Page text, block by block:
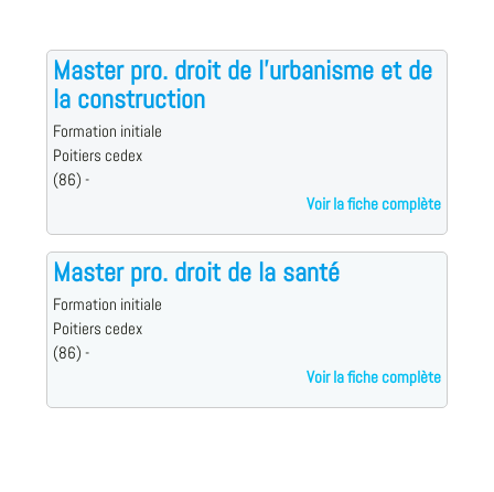
Master pro. droit de l'urbanisme et de
la construction
Formation initiale
Poitiers cedex
(86) -
Voir la fiche complète
Master pro. droit de la santé
Formation initiale
Poitiers cedex
(86) -
Voir la fiche complète